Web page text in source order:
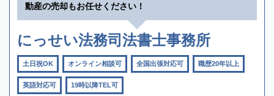
動産の売却もお任せください！
にっせい法務司法書士事務所
土日祝OK オンライン相談可 全国出張対応可 職歴20年以上
英語対応可 19時以降TEL可